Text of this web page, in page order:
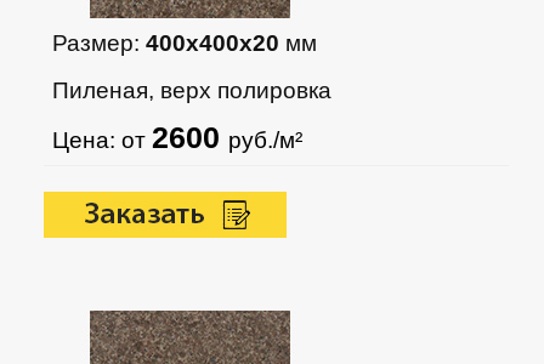
Размер:400х400х20 мм
Пиленая, верх полировка
Цена: от2600 руб./м²